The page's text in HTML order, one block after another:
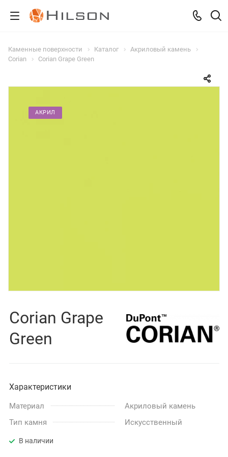
Каменные поверхности Каталог
Акриловый камень
Corian
Corian Grape Green
АКРИЛ
Corian Grape
Green
Характеристики
Материал
Акриловый камень
Тип камня
Искусственный
В наличии